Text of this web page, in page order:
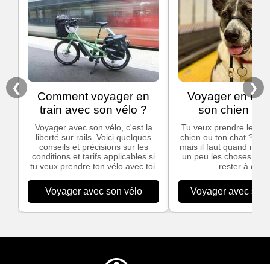
❮
Comment voyager en
train avec son vélo ?
Voyager avec son vélo, c'est la
liberté sur rails. Voici quelques
conseils et précisions sur les
conditions et tarifs applicables si
tu veux prendre ton vélo avec toi.
Voyager avec son vélo
Voyager en
son chien ou
Tu veux prendre le
chien ou ton chat ?
mais il faut quand
un peu les choses
rester à quai.
Voyager avec son
❯